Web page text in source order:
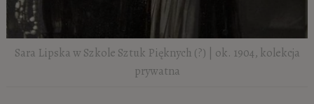
Sara Lipska w Szkole Sztuk Pięknych (?) | ok. 1904, kolekcja
prywatna